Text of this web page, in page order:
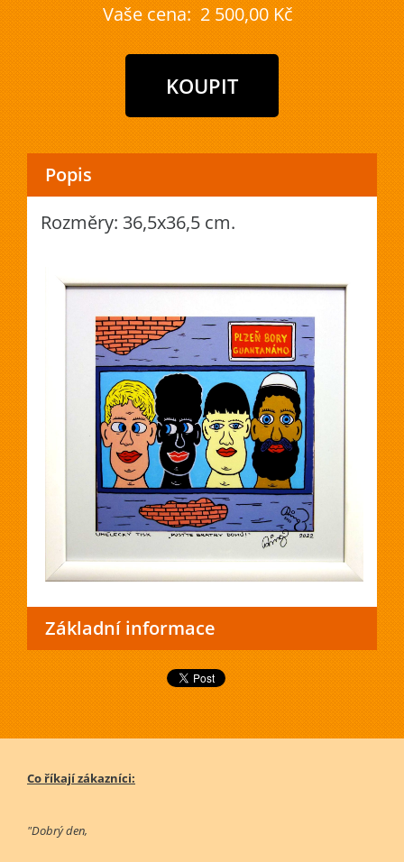
Vaše cena: 2 500,00 Kč
Popis
Rozměry: 36,5x36,5 cm.
Základní informace
Co říkají zákazníci:
"Dobrý den,